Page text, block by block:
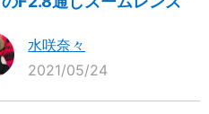
水咲奈々
2021/05/24